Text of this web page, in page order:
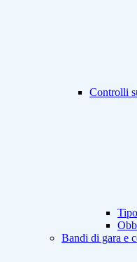
Controlli
Bandi di gara e